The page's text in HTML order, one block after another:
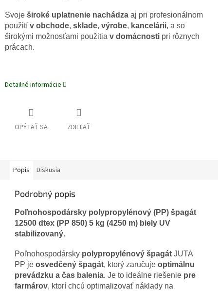
Svoje široké uplatnenie nachádza aj pri profesionálnom
použití v obchode, sklade, výrobe, kancelárii, a so
širokými možnosťami použitia v domácnosti pri rôznych
prácach.
Detailné informácie
OPÝTAŤ SA ZDIEĽAŤ
Popis Diskusia
Podrobný popis
Poľnohospodársky polypropylénový (PP) špagát
12500 dtex (PP 850) 5 kg (4250 m) biely UV
stabilizovaný.
Poľnohospodársky polypropylénový špagát JUTA
PP je osvedčený špagát, ktorý zaručuje optimálnu
prevádzku a čas balenia. Je to ideálne riešenie pre
farmárov, ktorí chcú optimalizovať náklady na